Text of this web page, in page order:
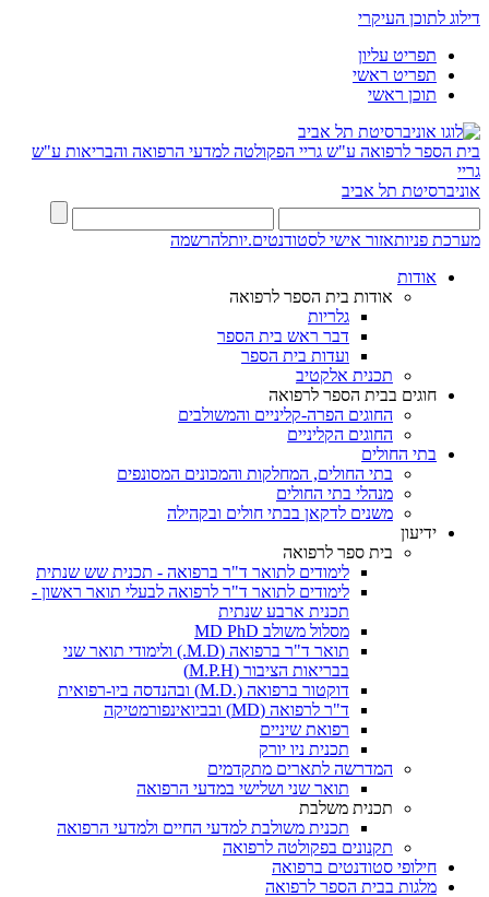
דילוג לתוכן העיקרי
תפריט עליון
תפריט ראשי
תוכן ראשי
בית הספר לרפואה ע"ש גריי הפקולטה למדעי הרפואה והבריאות ע"ש
גריי
אוניברסיטת תל אביב
מערכת פניותאזור אישי לסטודנטים.יותלהרשמה
אודות
אודות בית הספר לרפואה
גלריות
דבר ראש בית הספר
ועדות בית הספר
תכנית אלקטיב
חוגים בבית הספר לרפואה
החוגים הפרה-קליניים והמשולבים
החוגים הקליניים
בתי החולים
בתי החולים, המחלקות והמכונים המסונפים
מנהלי בתי החולים
משנים לדקאן בבתי חולים ובקהילה
ידיעון
בית ספר לרפואה
לימודים לתואר ד"ר ברפואה - תכנית שש שנתית
לימודים לתואר ד"ר לרפואה לבעלי תואר ראשון -
תכנית ארבע שנתית
מסלול משולב MD PhD
תואר ד"ר ברפואה (M.D.) ולימודי תואר שני
בבריאות הציבור (M.P.H)
דוקטור ברפואה (.M.D) ובהנדסה ביו-רפואית
ד"ר לרפואה (MD) ובביואינפורמטיקה
רפואת שיניים
תכנית ניו יורק
המדרשה לתארים מתקדמים
תואר שני ושלישי במדעי הרפואה
תכנית משלבת
תכנית משולבת למדעי החיים ולמדעי הרפואה
תקנונים בפקולטה לרפואה
חילופי סטודנטים ברפואה
מלגות בבית הספר לרפואה